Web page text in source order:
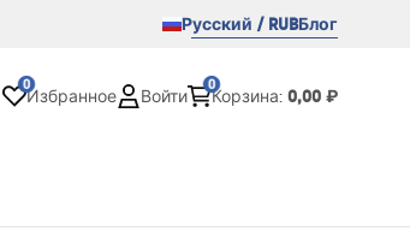
Русский / RUBБлог
0
Избранное Войти
0
Корзина: 0,00 ₽